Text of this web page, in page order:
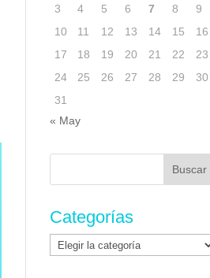
3
4 5 6 7 8
9
10
11 12 13 14 15
16
17
18 19 20 21 22
23
24
25 26 27 28 29
30
31
« May
Buscar:
Categorías
Categorías